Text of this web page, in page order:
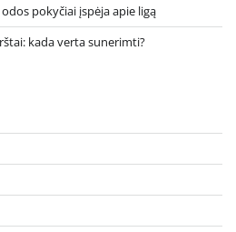
pokyčiai įspėja apie ligą
kada verta sunerimti?